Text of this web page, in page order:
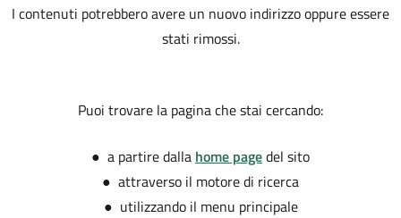
I contenuti potrebbero avere un nuovo indirizzo oppure essere
stati rimossi.
Puoi trovare la pagina che stai cercando:
● a partire dalla home pagedel sito
● attraverso il motore di ricerca
● utilizzando il menu principale